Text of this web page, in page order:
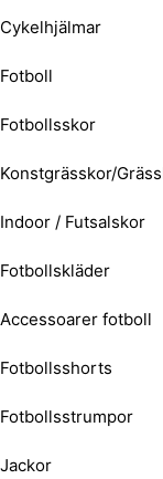
Cykelhjälmar
Fotboll
Fotbollsskor
Konstgrässkor/
Indoor / Futsalskor
Fotbollskläder
Accessoarer fotboll
Fotbollsshorts
Fotbollsstrumpor
Jackor